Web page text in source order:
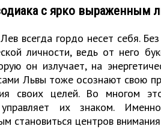
с ярко выраженным
всегда гордо несет себя.
личности, ведь от него
он излучает, на
Львы тоже осознают свою
своих целей. Во многом
их знаком.
становиться центров